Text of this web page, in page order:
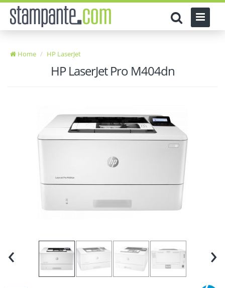
Home HP LaserJet
HP LaserJet Pro M404dn
‹ ›